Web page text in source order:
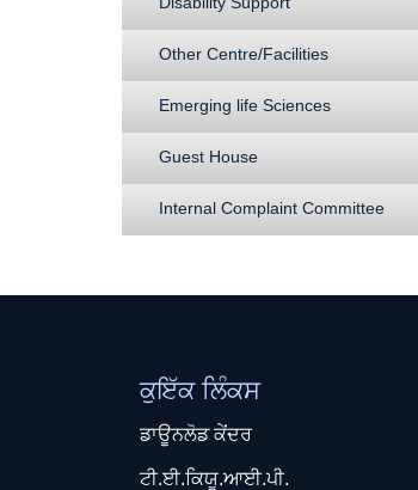
Other Centre/Facilities
Emerging life Sciences
Guest House
Internal Complaint Committee
ਕੁਇੱਕ ਲਿੰਕਸ
ਡਾਊਨਲੋਡ ਕੇਂਦਰ
ਟੀ.ਈ.ਕਿਯੂ.ਆਈ.ਪੀ.